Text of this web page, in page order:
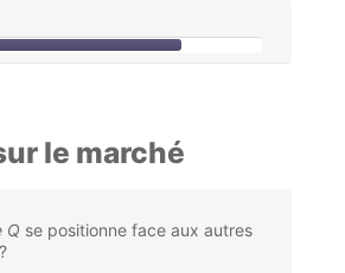
le marché
Q se positionne face aux autres